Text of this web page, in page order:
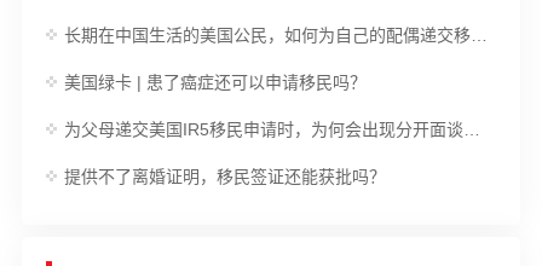
长期在中国生活的美国公民，如何为自己的配偶递交移民申请？
美国绿卡 | 患了癌症还可以申请移民吗？
为父母递交美国IR5移民申请时，为何会出现分开面谈的情况？
提供不了离婚证明，移民签证还能获批吗？